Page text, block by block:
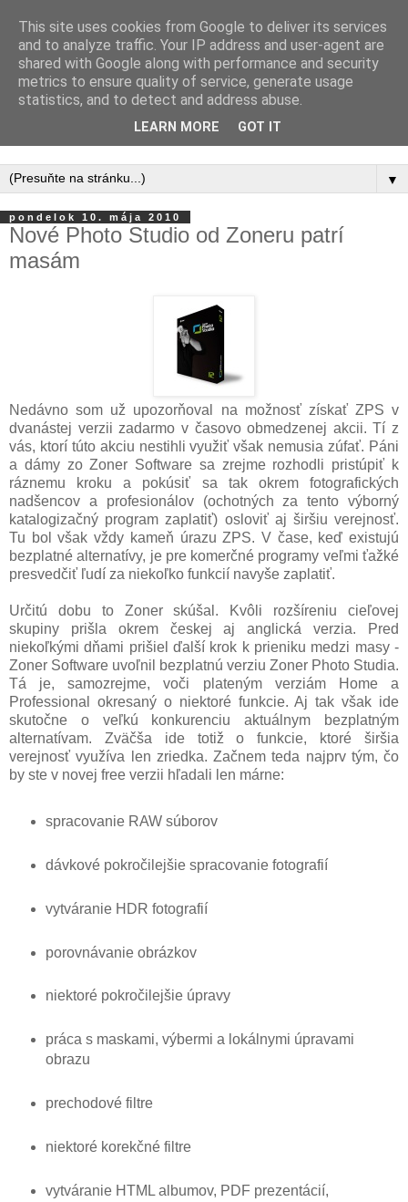
▼
pondelok 10. mája 2010
Nové Photo Studio od Zoneru patrí
masám
Nedávno som už upozorňoval na možnosť získať ZPS v
dvanástej verzii zadarmo v časovo obmedzenej akcii. Tí z
vás, ktorí túto akciu nestihli využiť však nemusia zúfať. Páni
a dámy zo Zoner Software sa zrejme rozhodli pristúpiť k
ráznemu kroku a pokúsiť sa tak okrem fotografických
nadšencov a profesionálov (ochotných za tento výborný
katalogizačný program zaplatiť) osloviť aj širšiu verejnosť.
Tu bol však vždy kameň úrazu ZPS. V čase, keď existujú
bezplatné alternatívy, je pre komerčné programy veľmi ťažké
presvedčiť ľudí za niekoľko funkcií navyše zaplatiť.
Určitú dobu to Zoner skúšal. Kvôli rozšíreniu cieľovej
skupiny prišla okrem českej aj anglická verzia. Pred
niekoľkými dňami prišiel ďalší krok k prieniku medzi masy -
Zoner Software uvoľnil bezplatnú verziu Zoner Photo Studia.
Tá je, samozrejme, voči plateným verziám Home a
Professional okresaný o niektoré funkcie. Aj tak však ide
skutočne o veľkú konkurenciu aktuálnym bezplatným
alternatívam. Zväčša ide totiž o funkcie, ktoré širšia
verejnosť využíva len zriedka. Začnem teda najprv tým, čo
by ste v novej free verzii hľadali len márne:
spracovanie RAW súborov
dávkové pokročilejšie spracovanie fotografií
vytváranie HDR fotografií
porovnávanie obrázkov
niektoré pokročilejšie úpravy
práca s maskami, výbermi a lokálnymi úpravami
obrazu
prechodové filtre
niektoré korekčné filtre
vytváranie HTML albumov, PDF prezentácií,
This site uses cookies from Google to deliver its services
and to analyze traffic. Your IP address and user-agent are
shared with Google along with performance and security
metrics to ensure quality of service, generate usage
statistics, and to detect and address abuse.
LEARN MORE GOT IT